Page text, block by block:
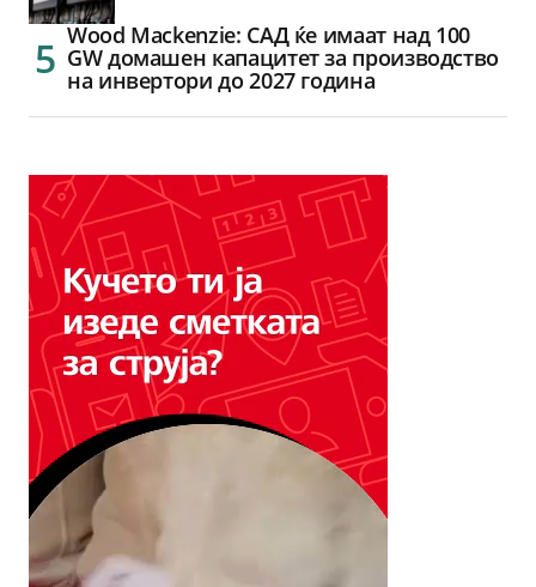
Wood Mackenzie: САД ќе имаат над 100
GW домашен капацитет за производство
на инвертори до 2027 година